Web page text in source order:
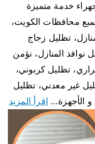
خدمة متميزة
محافظات الكويت،
تظليل زجاج
نوافذ المنازل، نؤمن
تظليل كربوني،
غير معدني، تظليل
اقرأ المزيد